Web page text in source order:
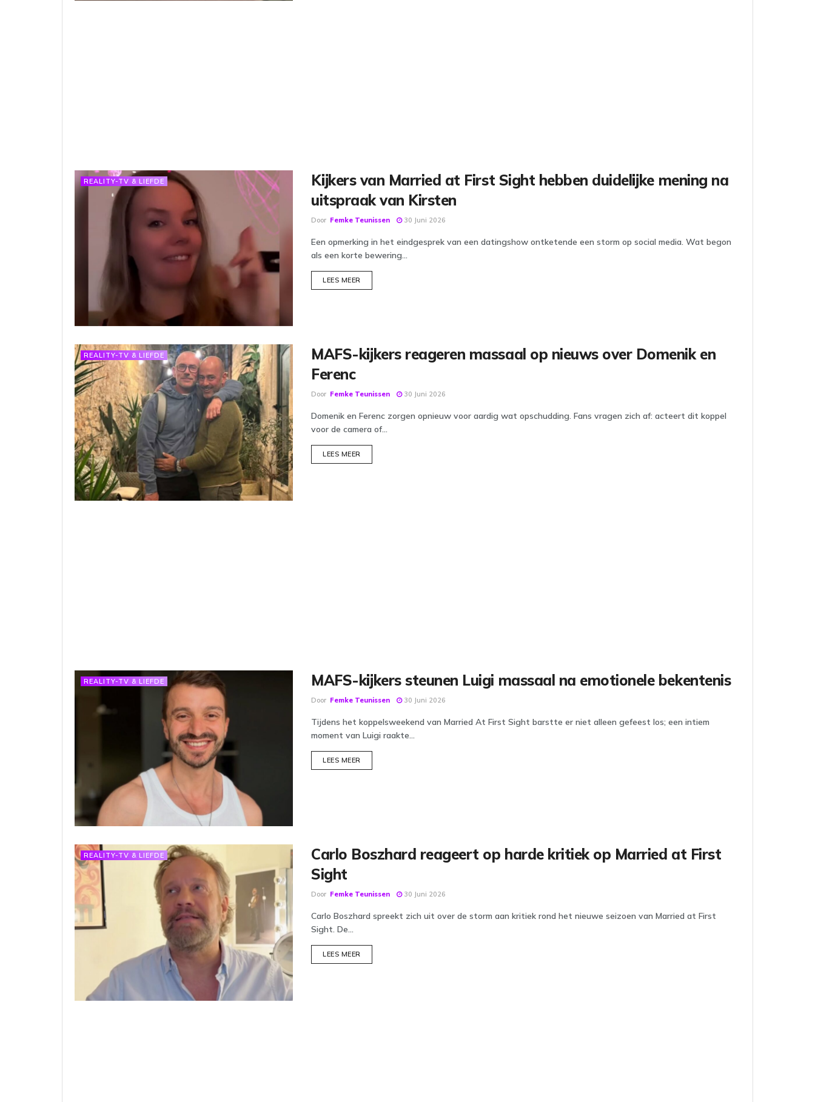
REALITY-TV & LIEFDE
Kijkers van Married at First Sight hebben duidelijke mening na
uitspraak van Kirsten
Door Femke Teunissen 30 Juni 2026
Een opmerking in het eindgesprek van een datingshow ontketende een storm op social media. Wat begon
als een korte bewering...
LEES MEER
REALITY-TV & LIEFDE
MAFS-kijkers reageren massaal op nieuws over Domenik en
Ferenc
Door Femke Teunissen 30 Juni 2026
Domenik en Ferenc zorgen opnieuw voor aardig wat opschudding. Fans vragen zich af: acteert dit koppel
voor de camera of...
LEES MEER
REALITY-TV & LIEFDE MAFS-kijkers steunen Luigi massaal na emotionele bekentenis
Door Femke Teunissen 30 Juni 2026
Tijdens het koppelsweekend van Married At First Sight barstte er niet alleen gefeest los; een intiem
moment van Luigi raakte...
LEES MEER
REALITY-TV & LIEFDE
Carlo Boszhard reageert op harde kritiek op Married at First
Sight
Door Femke Teunissen 30 Juni 2026
Carlo Boszhard spreekt zich uit over de storm aan kritiek rond het nieuwe seizoen van Married at First
Sight. De...
LEES MEER